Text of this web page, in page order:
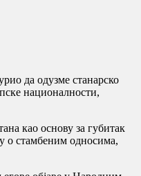
да одузме станарско
националности,
као основу за губитак
о стамбеним односима,